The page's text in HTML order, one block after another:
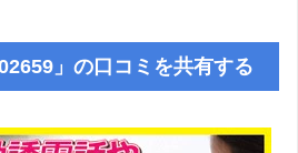
」の口コミを共有する